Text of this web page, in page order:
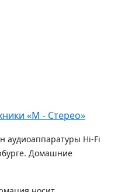
аудиоаппаратуры Hi-Fi
Домашние